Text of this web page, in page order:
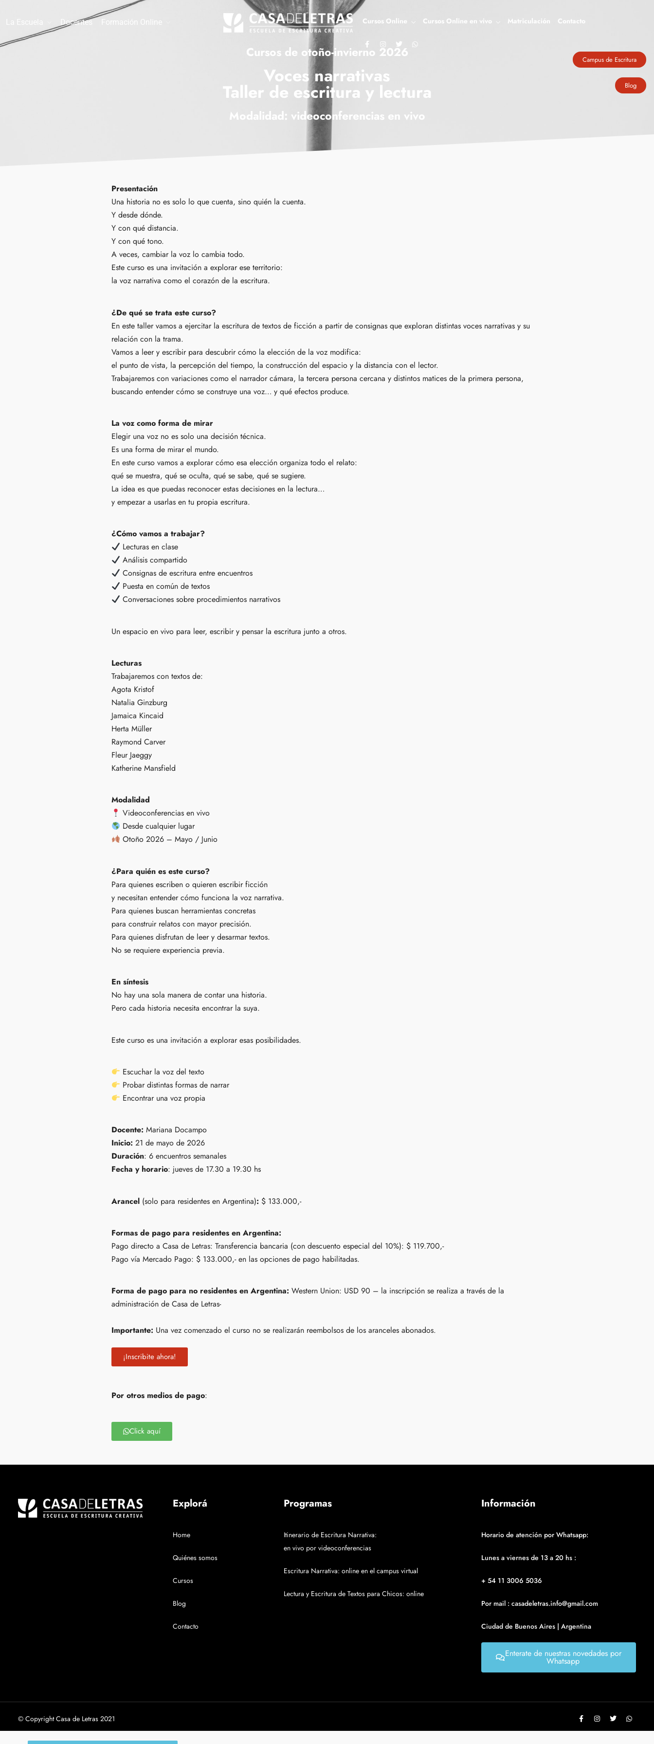
Docentes Formación Online Cursos Online Cursos Online en vivo Matriculación Contacto
Campus de Escritura
Blog
Cursos de otoño-invierno 2026
Voces narrativas
Taller de escritura y lectura
Modalidad: videoconferencias en vivo
Presentación
Una historia no es solo lo que cuenta, sino quién la cuenta.
Y desde dónde.
Y con qué distancia.
Y con qué tono.
A veces, cambiar la voz lo cambia todo.
Este curso es una invitación a explorar ese territorio:
la voz narrativa como el corazón de la escritura.
¿De qué se trata este curso?
En este taller vamos a ejercitar la escritura de textos de ficción a partir de consignas que exploran distintas voces narrativas y su
relación con la trama.
Vamos a leer y escribir para descubrir cómo la elección de la voz modifica:
el punto de vista, la percepción del tiempo, la construcción del espacio y la distancia con el lector.
Trabajaremos con variaciones como el narrador cámara, la tercera persona cercana y distintos matices de la primera persona,
buscando entender cómo se construye una voz… y qué efectos produce.
La voz como forma de mirar
Elegir una voz no es solo una decisión técnica.
Es una forma de mirar el mundo.
En este curso vamos a explorar cómo esa elección organiza todo el relato:
qué se muestra, qué se oculta, qué se sabe, qué se sugiere.
La idea es que puedas reconocer estas decisiones en la lectura…
y empezar a usarlas en tu propia escritura.
¿Cómo vamos a trabajar?
Lecturas en clase
Análisis compartido
Consignas de escritura entre encuentros
Puesta en común de textos
Conversaciones sobre procedimientos narrativos
Un espacio en vivo para leer, escribir y pensar la escritura junto a otros.
Lecturas
Trabajaremos con textos de:
Agota Kristof
Natalia Ginzburg
Jamaica Kincaid
Herta Müller
Raymond Carver
Fleur Jaeggy
Katherine Mansfield
Modalidad
Videoconferencias en vivo
Desde cualquier lugar
Otoño 2026 – Mayo / Junio
¿Para quién es este curso?
Para quienes escriben o quieren escribir ficción
y necesitan entender cómo funciona la voz narrativa.
Para quienes buscan herramientas concretas
para construir relatos con mayor precisión.
Para quienes disfrutan de leer y desarmar textos.
No se requiere experiencia previa.
En síntesis
No hay una sola manera de contar una historia.
Pero cada historia necesita encontrar la suya.
Este curso es una invitación a explorar esas posibilidades.
Escuchar la voz del texto
Probar distintas formas de narrar
Encontrar una voz propia
Docente: Mariana Docampo
Inicio: 21 de mayo de 2026
Duración: 6 encuentros semanales
Fecha y horario: jueves de 17.30 a 19.30 hs
Arancel (solo para residentes en Argentina): $ 133.000,-
Formas de pago para residentes en Argentina:
Pago directo a Casa de Letras: Transferencia bancaria (con descuento especial del 10%): $ 119.700,-
Pago vía Mercado Pago: $ 133.000,- en las opciones de pago habilitadas.
Forma de pago para no residentes en Argentina: Western Union: USD 90 – la inscripción se realiza a través de la
administración de Casa de Letras-
Importante: Una vez comenzado el curso no se realizarán reembolsos de los aranceles abonados.
¡Inscribite ahora!
Por otros medios de pago:
Click aquí
Explorá
Home
Quiénes somos
Cursos
Blog
Contacto
Programas
Itinerario de Escritura Narrativa:
en vivo por videoconferencias
Escritura Narrativa: online en el campus virtual
Lectura y Escritura de Textos para Chicos: online
Información
Horario de atención por Whatsapp:
Lunes a viernes de 13 a 20 hs :
+ 54 11 3006 5036
Por mail : casadeletras.info@gmail.com
Ciudad de Buenos Aires | Argentina
Enterate de nuestras novedades por
Whatsapp
© Copyright Casa de Letras 2021